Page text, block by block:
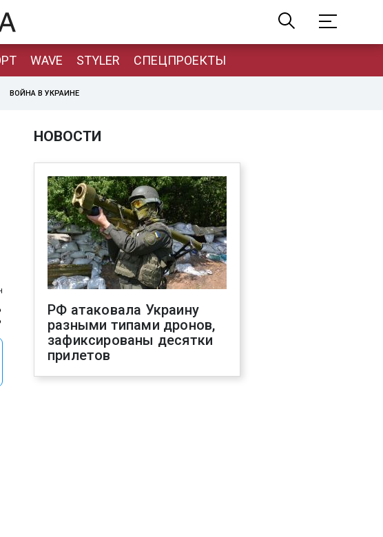
WAVE STYLER СПЕЦПРОЕКТЫ
ВОЙНА В УКРАИНЕ
НОВОСТИ
РФ атаковала Украину
разными типами дронов,
зафиксированы десятки
прилетов